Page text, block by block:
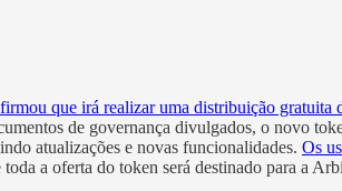
que irá realizar uma distribuição gratuita
de governança divulgados, o novo
atualizações e novas funcionalidades. Os
toda a oferta do token será destinado para a